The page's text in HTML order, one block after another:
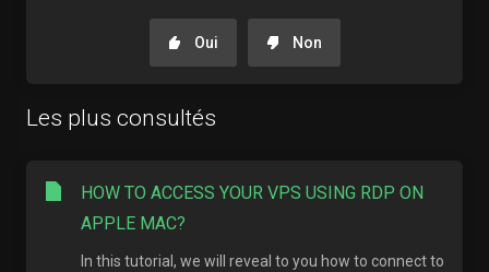
Oui Non
Les plus consultés
HOW TO ACCESS YOUR VPS USING RDP ON
APPLE MAC?
In this tutorial, we will reveal to you how to connect to